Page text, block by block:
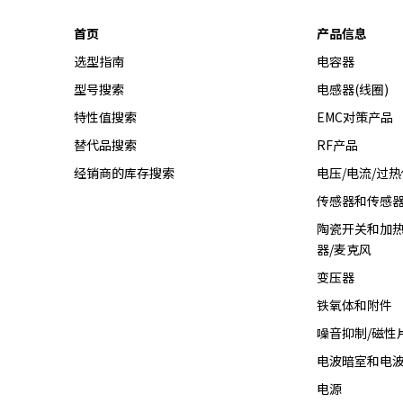
首页
选型指南
型号搜索
特性值搜索
替代品搜索
经销商的库存搜索
产品信息
电容器
电感器(线圈)
EMC对策产品
RF产品
电压/电流/过
传感器和传感
陶瓷开关和加
器/麦克风
变压器
铁氧体和附件
噪音抑制/磁性
电波暗室和电
电源